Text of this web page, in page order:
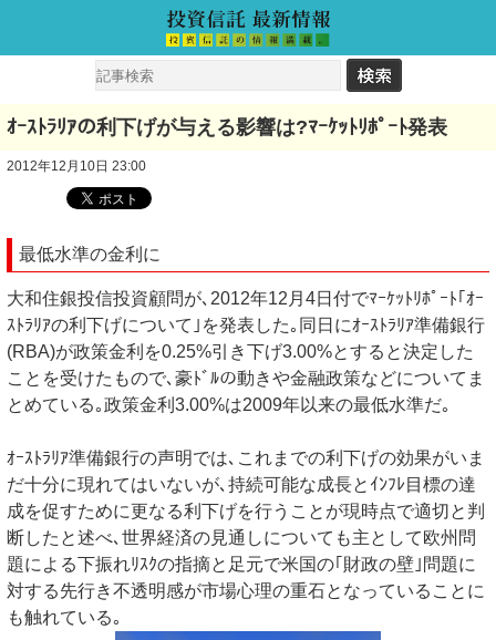
ｵｰｽﾄﾗﾘｱの利下げが与える影響は?ﾏｰｹｯﾄﾘﾎﾟｰﾄ発表
2012年12月10日 23:00
最低水準の金利に
大和住銀投信投資顧問が､2012年12月4日付でﾏｰｹｯﾄﾘﾎﾟｰﾄ｢ｵｰ
ｽﾄﾗﾘｱの利下げについて｣を発表した｡同日にｵｰｽﾄﾗﾘｱ準備銀行
(RBA)が政策金利を0.25%引き下げ3.00%とすると決定した
ことを受けたもので､豪ﾄﾞﾙの動きや金融政策などについてま
とめている｡政策金利3.00%は2009年以来の最低水準だ｡
ｵｰｽﾄﾗﾘｱ準備銀行の声明では､これまでの利下げの効果がいま
だ十分に現れてはいないが､持続可能な成長とｲﾝﾌﾚ目標の達
成を促すために更なる利下げを行うことが現時点で適切と判
断したと述べ､世界経済の見通しについても主として欧州問
題による下振れﾘｽｸの指摘と足元で米国の｢財政の壁｣問題に
対する先行き不透明感が市場心理の重石となっていることに
も触れている｡